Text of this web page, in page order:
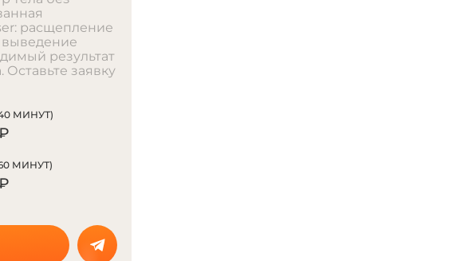
расщепление
результат
Оставьте заявку
МИНУТ)
МИНУТ)